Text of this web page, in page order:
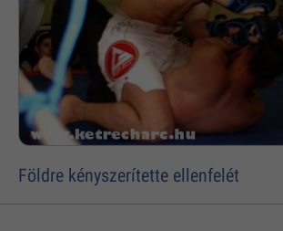
Földre kényszerítette ellenfelét